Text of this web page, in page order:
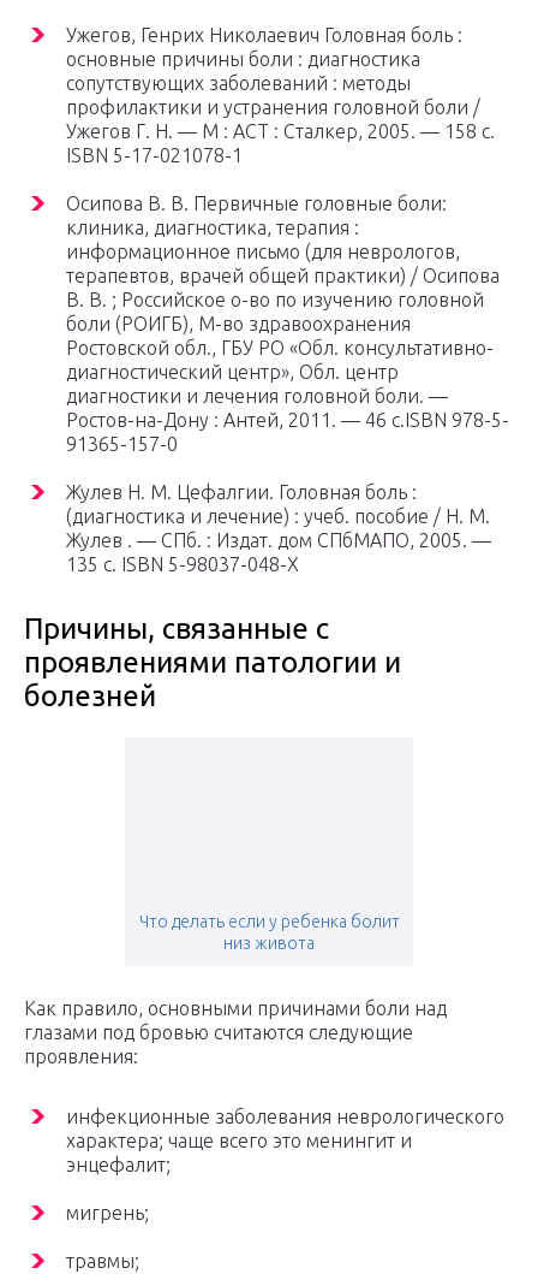
Ужегов, Генрих Николаевич Головная боль :
основные причины боли : диагностика
сопутствующих заболеваний : методы
профилактики и устранения головной боли /
Ужегов Г. Н. — М : АСТ : Сталкер, 2005. — 158 с.
ISBN 5-17-021078-1
Осипова В. В. Первичные головные боли:
клиника, диагностика, терапия :
информационное письмо (для неврологов,
терапевтов, врачей общей практики) / Осипова
В. В. ; Российское о-во по изучению головной
боли (РОИГБ), М-во здравоохранения
Ростовской обл., ГБУ РО «Обл. консультативно-
диагностический центр», Обл. центр
диагностики и лечения головной боли. —
Ростов-на-Дону : Антей, 2011. — 46 с.ISBN 978-5-
91365-157-0
Жулев Н. М. Цефалгии. Головная боль :
(диагностика и лечение) : учеб. пособие / Н. М.
Жулев . — СПб. : Издат. дом СПбМАПО, 2005. —
135 с. ISBN 5-98037-048-X
Причины, связанные с
проявлениями патологии и
болезней
Что делать если у ребенка болит
низ живота
Как правило, основными причинами боли над
глазами под бровью считаются следующие
проявления:
инфекционные заболевания неврологического
характера; чаще всего это менингит и
энцефалит;
мигрень;
травмы;